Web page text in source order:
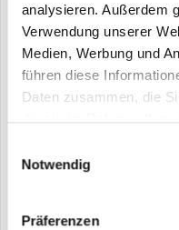
analysieren. Außerdem
Verwendung unserer
Medien, Werbung und
führen diese
Daten zusammen, die
Notwendig
Präferenzen
SONICWALL